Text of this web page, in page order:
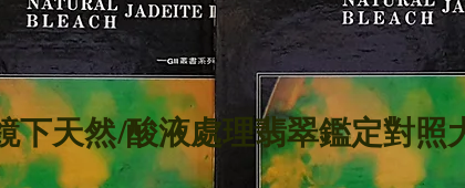
下天然/酸液處理翡翠鑑定對照